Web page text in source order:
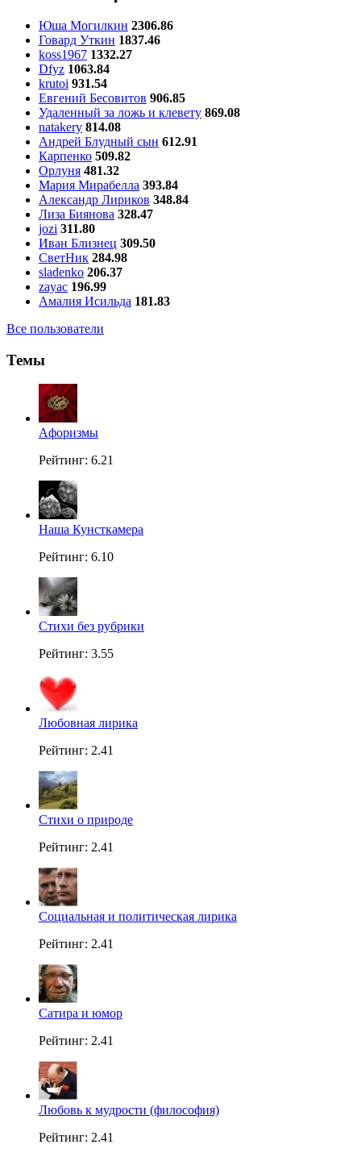
Юша Могилкин 2306.86
Говард Уткин 1837.46
koss1967 1332.27
Dfyz 1063.84
krutoi 931.54
Евгений Бесовитов 906.85
Удаленный за ложь и клевету 869.08
natakery 814.08
Андрей Блудный сын 612.91
Карпенко 509.82
Орлуня 481.32
Мария Мирабелла 393.84
Александр Лириков 348.84
Лиза Биянова 328.47
jozi 311.80
Иван Близнец 309.50
СветНик 284.98
sladenko 206.37
zayac 196.99
Амалия Исильда 181.83
Все пользователи
Темы
Aфоризмы
Рейтинг: 6.21
Наша Кунсткамера
Рейтинг: 6.10
Стихи без рубрики
Рейтинг: 3.55
Любовная лирика
Рейтинг: 2.41
Стихи о природе
Рейтинг: 2.41
Социальная и политическая лирика
Рейтинг: 2.41
Сатира и юмор
Рейтинг: 2.41
Любовь к мудрости (философия)
Рейтинг: 2.41